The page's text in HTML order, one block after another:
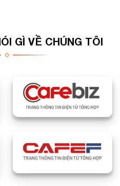
GÌ VỀ CHÚNG TÔI